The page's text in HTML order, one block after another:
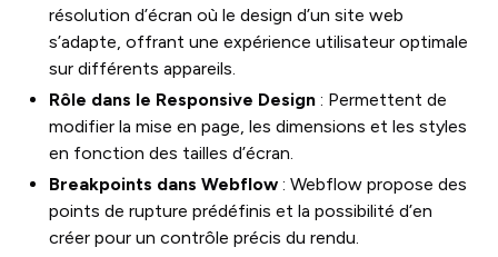
résolution d’écran où le design d’un site web
s’adapte, offrant une expérience utilisateur optimale
sur différents appareils.
Rôle dans le Responsive Design : Permettent de
modifier la mise en page, les dimensions et les styles
en fonction des tailles d’écran.
Breakpoints dans Webflow : Webflow propose des
points de rupture prédéfinis et la possibilité d’en
créer pour un contrôle précis du rendu.